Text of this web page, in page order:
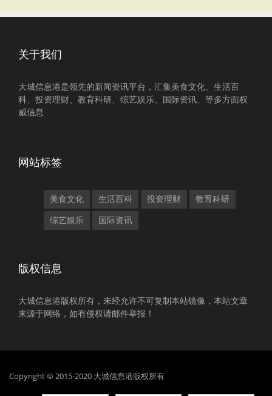
关于我们
大城信息港是领先的新闻资讯平台，汇集美食文化、生活百
科、投资理财、教育科研、综艺娱乐、国际资讯、等多方面权
威信息
网站标签
美食文化 生活百科 投资理财 教育科研
综艺娱乐 国际资讯
版权信息
大城信息港版权所有，未经允许不可复制本站镜像，本站文章
来源于网络，如有侵权请邮件举报！
Copyright © 2015-2020 大城信息港版权所有